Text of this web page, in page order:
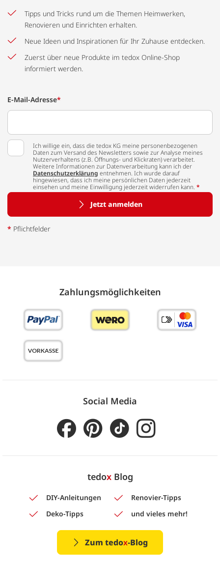
Tipps und Tricks rund um die Themen Heimwerken,
Renovieren und Einrichten erhalten.
Neue Ideen und Inspirationen für Ihr Zuhause entdecken.
Zuerst über neue Produkte im tedox Online-Shop
informiert werden.
E-Mail-Adresse*
Ich willige ein, dass die tedox KG meine personenbezogenen
Daten zum Versand des Newsletters sowie zur Analyse meines
Nutzerverhaltens (z.B. Öffnungs- und Klickraten) verarbeitet.
Weitere Informationen zur Datenverarbeitung kann ich der
Datenschutzerklärung entnehmen. Ich wurde darauf
hingewiesen, dass ich meine persönlichen Daten jederzeit
einsehen und meine Einwilligung jederzeit widerrufen kann. *
Jetzt anmelden
* Pflichtfelder
Zahlungs­möglich­keiten
Social Media
tedoxBlog
DIY-Anleitungen
Renovier-Tipps
Deko-Tipps
und vieles mehr!
Zum tedox-Blog